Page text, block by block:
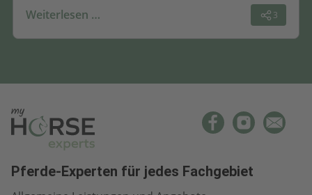
Weiterlesen … 3
Pferde-Experten für jedes Fachgebiet